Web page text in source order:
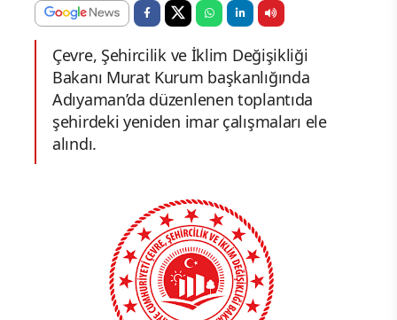
Çevre, Şehircilik ve İklim Değişikliği
Bakanı Murat Kurum başkanlığında
Adıyaman’da düzenlenen toplantıda
şehirdeki yeniden imar çalışmaları ele
alındı.